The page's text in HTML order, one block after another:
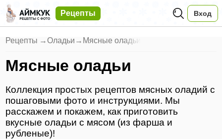
Рецепты Вход
Рецепты →Оладьи → Мясные оладьи
Мясные оладьи
Коллекция простых рецептов мясных оладий с
пошаговыми фото и инструкциями. Мы
расскажем и покажем, как приготовить
вкусные оладьи с мясом (из фарша и
рубленые)!